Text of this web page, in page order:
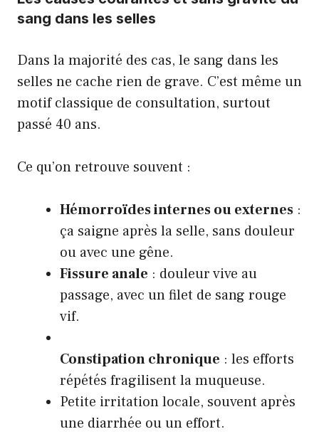
sang dans les selles
Dans la majorité des cas, le sang dans les
selles ne cache rien de grave. C’est même un
motif classique de consultation, surtout
passé 40 ans.
Ce qu’on retrouve souvent :
Hémorroïdes internes ou externes :
ça saigne après la selle, sans douleur
ou avec une gêne.
Fissure anale : douleur vive au
passage, avec un filet de sang rouge
vif.
Constipation chronique : les efforts
répétés fragilisent la muqueuse.
Petite irritation locale, souvent après
une diarrhée ou un effort.